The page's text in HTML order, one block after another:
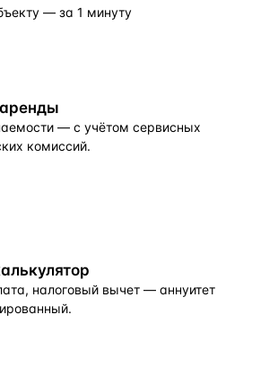
— за 1 минуту
— с учётом сервисных
комиссий.
налоговый вычет — аннуитет